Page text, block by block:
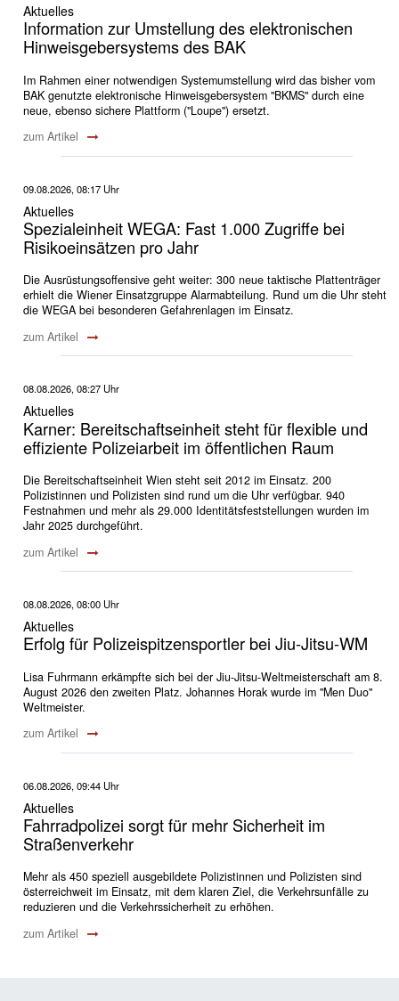
Aktuelles
Information zur Umstellung des elektronischen
Hinweisgebersystems des BAK
Im Rahmen einer notwendigen Systemumstellung wird das bisher vom
BAK genutzte elektronische Hinweisgebersystem "BKMS" durch eine
neue, ebenso sichere Plattform ("Loupe") ersetzt.
zum Artikel
09.08.2026, 08:17 Uhr
Aktuelles
Spezialeinheit WEGA: Fast 1.000 Zugriffe bei
Risikoeinsätzen pro Jahr
Die Ausrüstungsoffensive geht weiter: 300 neue taktische Plattenträger
erhielt die Wiener Einsatzgruppe Alarmabteilung. Rund um die Uhr steht
die WEGA bei besonderen Gefahrenlagen im Einsatz.
zum Artikel
08.08.2026, 08:27 Uhr
Aktuelles
Karner: Bereitschaftseinheit steht für flexible und
effiziente Polizeiarbeit im öffentlichen Raum
Die Bereitschaftseinheit Wien steht seit 2012 im Einsatz. 200
Polizistinnen und Polizisten sind rund um die Uhr verfügbar. 940
Festnahmen und mehr als 29.000 Identitätsfeststellungen wurden im
Jahr 2025 durchgeführt.
zum Artikel
08.08.2026, 08:00 Uhr
Aktuelles
Erfolg für Polizeispitzensportler bei Jiu-Jitsu-WM
Lisa Fuhrmann erkämpfte sich bei der Jiu-Jitsu-Weltmeisterschaft am 8.
August 2026 den zweiten Platz. Johannes Horak wurde im "Men Duo"
Weltmeister.
zum Artikel
06.08.2026, 09:44 Uhr
Aktuelles
Fahrradpolizei sorgt für mehr Sicherheit im
Straßenverkehr
Mehr als 450 speziell ausgebildete Polizistinnen und Polizisten sind
österreichweit im Einsatz, mit dem klaren Ziel, die Verkehrsunfälle zu
reduzieren und die Verkehrssicherheit zu erhöhen.
zum Artikel